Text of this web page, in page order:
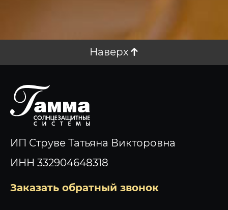
Наверх
ИП Струве Татьяна Викторовна
ИНН 332904648318
Заказать обратный звонок